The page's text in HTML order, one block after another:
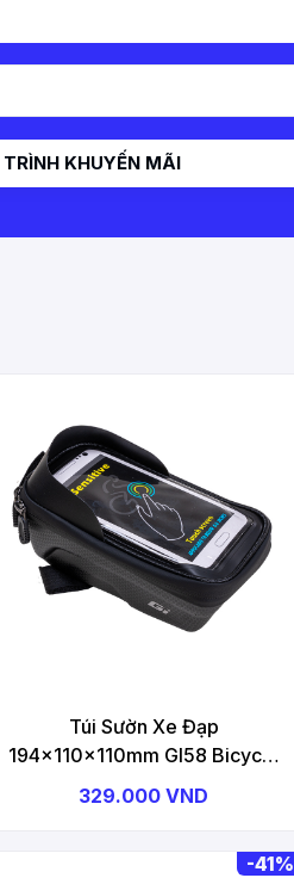
TRÌNH KHUYẾN MÃI
Túi Sườn Xe Đạp
194x110x110mm GI58 Bicycle
Frame Bag
329.000 VND
-41%